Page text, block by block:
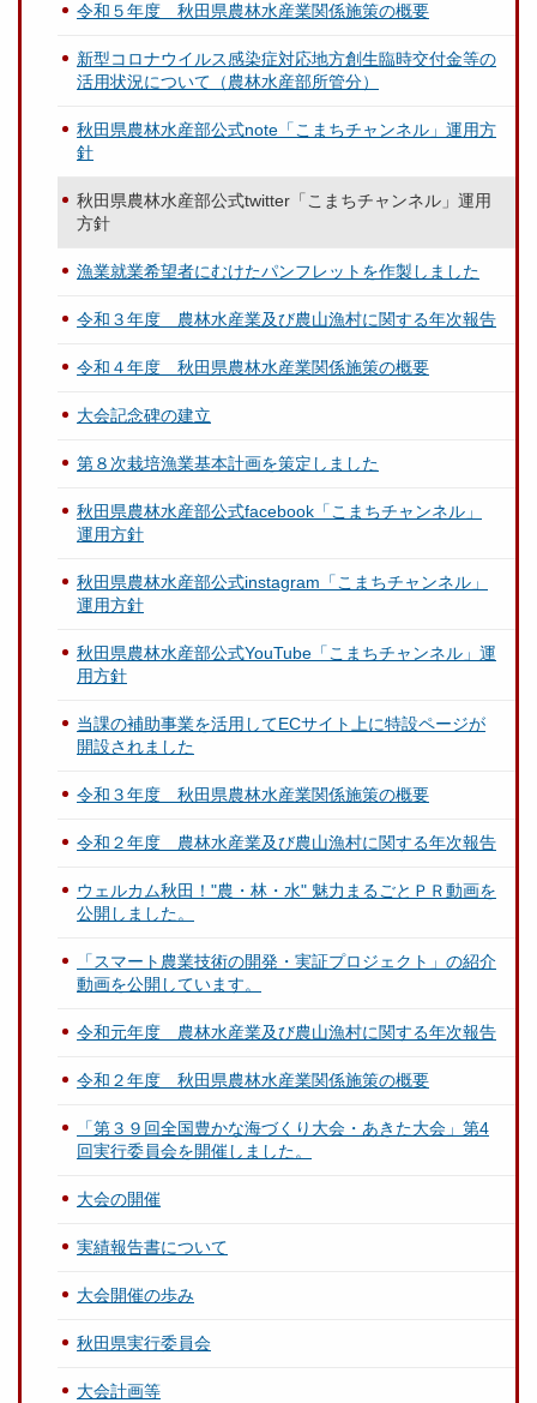
令和５年度 秋田県農林水産業関係施策の概要
新型コロナウイルス感染症対応地方創生臨時交付金等の
活用状況について（農林水産部所管分）
秋田県農林水産部公式note「こまちチャンネル」運用方
針
秋田県農林水産部公式twitter「こまちチャンネル」運用
方針
漁業就業希望者にむけたパンフレットを作製しました
令和３年度 農林水産業及び農山漁村に関する年次報告
令和４年度 秋田県農林水産業関係施策の概要
大会記念碑の建立
第８次栽培漁業基本計画を策定しました
秋田県農林水産部公式facebook「こまちチャンネル」
運用方針
秋田県農林水産部公式instagram「こまちチャンネル」
運用方針
秋田県農林水産部公式YouTube「こまちチャンネル」運
用方針
当課の補助事業を活用してECサイト上に特設ページが
開設されました
令和３年度 秋田県農林水産業関係施策の概要
令和２年度 農林水産業及び農山漁村に関する年次報告
ウェルカム秋田！"農・林・水" 魅力まるごとＰＲ動画を
公開しました。
「スマート農業技術の開発・実証プロジェクト」の紹介
動画を公開しています。
令和元年度 農林水産業及び農山漁村に関する年次報告
令和２年度 秋田県農林水産業関係施策の概要
「第３９回全国豊かな海づくり大会・あきた大会」第4
回実行委員会を開催しました。
大会の開催
実績報告書について
大会開催の歩み
秋田県実行委員会
大会計画等